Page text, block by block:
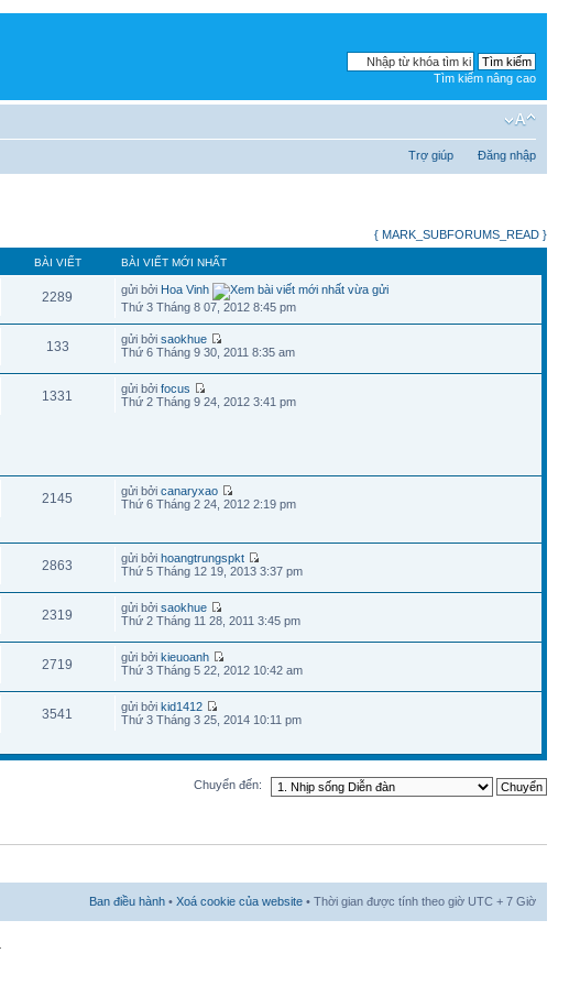
Tìm kiếm nâng cao
Trợ giúp Đăng nhập
{ MARK_SUBFORUMS_READ }
BÀI VIẾT BÀI VIẾT MỚI NHẤT
2289 gửi bởi Hoa Vinh
Thứ 3 Tháng 8 07, 2012 8:45 pm
133 gửi bởisaokhue
Thứ 6 Tháng 9 30, 2011 8:35 am
1331 gửi bởifocus
Thứ 2 Tháng 9 24, 2012 3:41 pm
2145 gửi bởicanaryxao
Thứ 6 Tháng 2 24, 2012 2:19 pm
2863 gửi bởihoangtrungspkt
Thứ 5 Tháng 12 19, 2013 3:37 pm
2319 gửi bởisaokhue
Thứ 2 Tháng 11 28, 2011 3:45 pm
2719 gửi bởikieuoanh
Thứ 3 Tháng 5 22, 2012 10:42 am
3541 gửi bởikid1412
Thứ 3 Tháng 3 25, 2014 10:11 pm
Chuyển đến:
Ban điều hành • Xoá cookie của website • Thời gian được tính theo giờ UTC + 7 Giờ